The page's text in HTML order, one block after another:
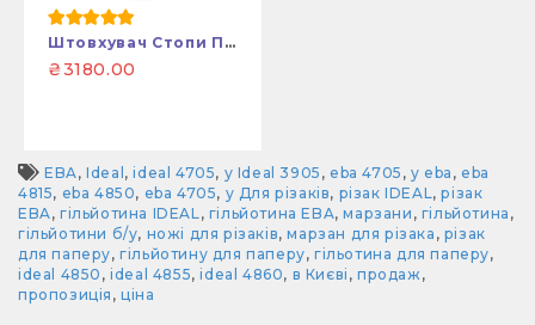
Штовхувач Стопи Паперу До EBA 4700 – 7260
₴3180.00
EBA,Ideal ,ideal 4705, у Ideal 3905 ,eba 4705 ,у eba ,eba
4815, eba 4850, eba 4705, у Для різаків, різак IDEAL,різак
EBA,гільйотина IDEAL, гільйотина EBA,марзани , гільйотина ,
гільйотини б/у, ножі для різаків,марзан для різака , різак
для паперу,гільйотину для паперу,гільотина для паперу,
ideal 4850 ,ideal 4855,ideal 4860, в Києві ,продаж,
пропозиція ,ціна